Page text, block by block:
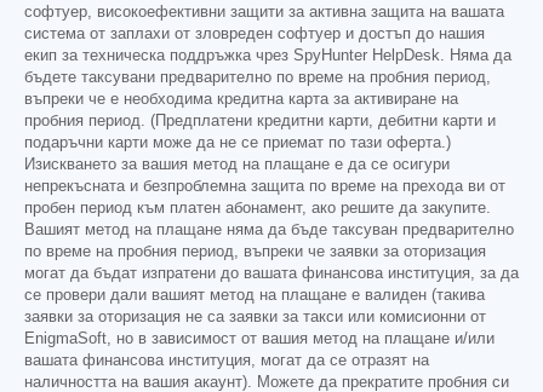
софтуер, високоефективни защити за активна защита на вашата
система от заплахи от зловреден софтуер и достъп до нашия
екип за техническа поддръжка чрез SpyHunter HelpDesk. Няма да
бъдете таксувани предварително по време на пробния период,
въпреки че е необходима кредитна карта за активиране на
пробния период. (Предплатени кредитни карти, дебитни карти и
подаръчни карти може да не се приемат по тази оферта.)
Изискването за вашия метод на плащане е да се осигури
непрекъсната и безпроблемна защита по време на прехода ви от
пробен период към платен абонамент, ако решите да закупите.
Вашият метод на плащане няма да бъде таксуван предварително
по време на пробния период, въпреки че заявки за оторизация
могат да бъдат изпратени до вашата финансова институция, за да
се провери дали вашият метод на плащане е валиден (такива
заявки за оторизация не са заявки за такси или комисионни от
EnigmaSoft, но в зависимост от вашия метод на плащане и/или
вашата финансова институция, могат да се отразят на
наличността на вашия акаунт). Можете да прекратите пробния си